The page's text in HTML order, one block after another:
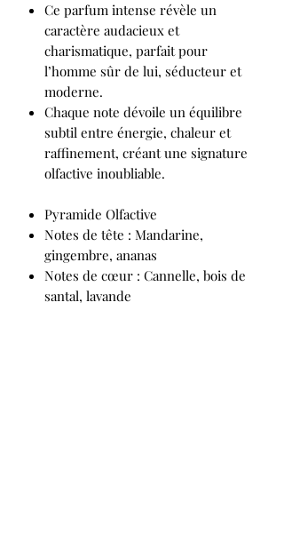
Ce parfum intense révèle un
caractère audacieux et
charismatique, parfait pour
l’homme sûr de lui, séducteur et
moderne.
Chaque note dévoile un équilibre
subtil entre énergie, chaleur et
raffinement, créant une signature
olfactive inoubliable.
Pyramide Olfactive
Notes de tête : Mandarine,
gingembre, ananas
Notes de cœur : Cannelle, bois de
santal, lavande